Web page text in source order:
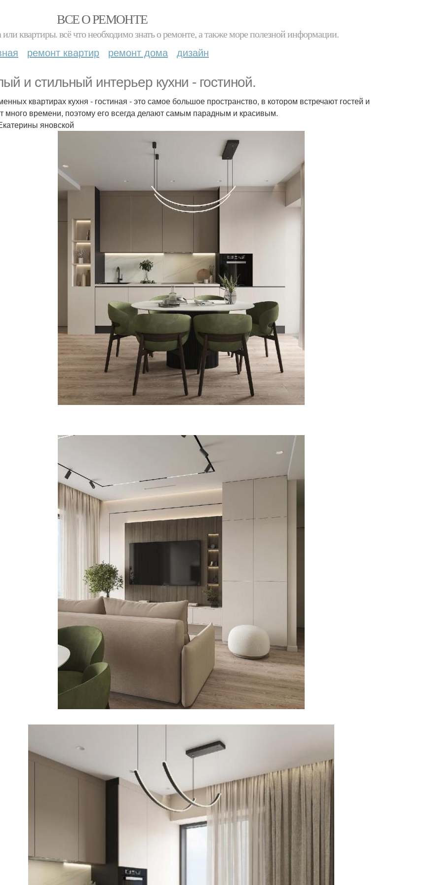
ВСЕ О РЕМОНТЕ
квартиры. всё что необходимо знать о ремонте, а также море полезной информации.
ремонт квартир ремонт дома дизайн
и стильный интерьер кухни - гостиной.
квартирах кухня - гостиная - это самое большое пространство, в котором встречают гостей и
много времени, поэтому его всегда делают самым парадным и красивым.
яновской